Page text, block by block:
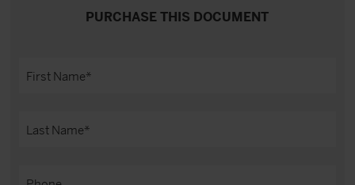
PURCHASE THIS DOCUMENT